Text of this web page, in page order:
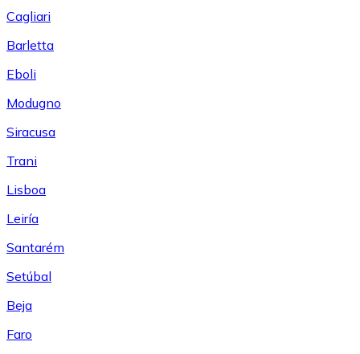
Cagliari
Barletta
Eboli
Modugno
Siracusa
Trani
Lisboa
Leiría
Santarém
Setúbal
Beja
Faro